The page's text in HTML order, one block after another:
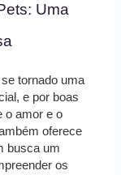
Uma
tornado uma
e por boas
o amor e o
oferece
busca um
os